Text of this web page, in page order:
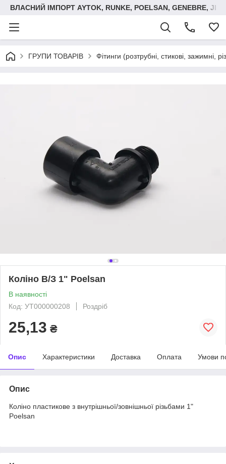
ВЛАСНИЙ ІМПОРТ AYTOK, RUNKE, POELSAN, GENEBRE,
ГРУПИ ТОВАРІВ Фітинги (розтрубні, стикові, зажимні,
Коліно В/З 1" Poelsan
В наявності
Код: УТ000000208
Роздріб
25,13 ₴
Опис Характеристики Доставка Оплата Умови
Опис
Коліно пластикове з внутрішньої/зовнішньої різьбами 1"
Poelsan